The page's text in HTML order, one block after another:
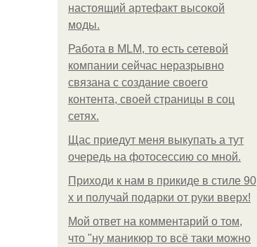
настоящий артефакт высокой
моды.
Работа в MLM, то есть сетевой
компании сейчас неразрывно
связана с создание своего
контента, своей страницы в соц
сетях.
Щас приедут меня выкупать а тут
очередь на фотосессию со мной.
Приходи к нам в прикиде в стиле 90
х и получай подарки от руки вверх!
Мой ответ на комментарий о том,
что "ну маникюр то всё таки можно